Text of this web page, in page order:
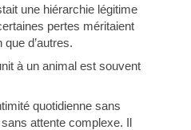
une hiérarchie légitime
pertes méritaient
d’autres.
à un animal est souvent
quotidienne sans
attente complexe. Il